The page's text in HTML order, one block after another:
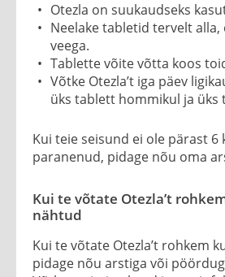
Otezla on suukaudseks
Neelake tabletid tervelt
veega.
Tablette võite võtta koos
Võtke Otezla’t iga päev
üks tablett hommikul ja üks
Kui teie seisund ei ole pärast
paranenud, pidage nõu oma
Kui te võtate Otezla’t
nähtud
Kui te võtate Otezla’t rohkem
pidage nõu arstiga või